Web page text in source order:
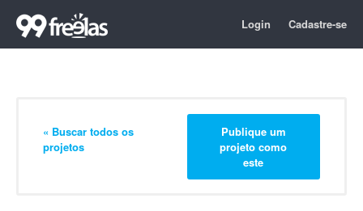
Login Cadastre-se
« Buscar todos os
projetos
Publique um
projeto como
este